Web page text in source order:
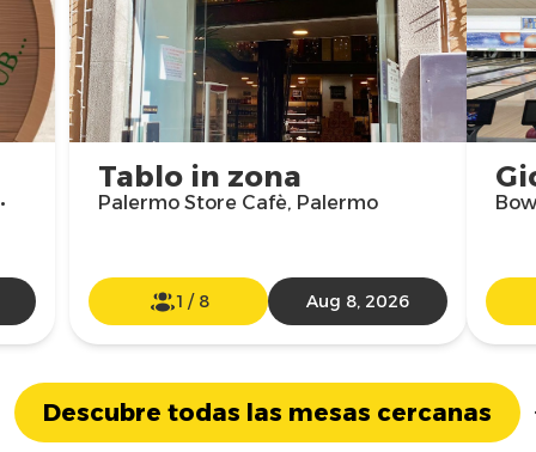
Tablo in zona
Palermo Store Cafè, Palermo
1 / 8 Aug 8, 2026
Descubre todas las mesas cercanas